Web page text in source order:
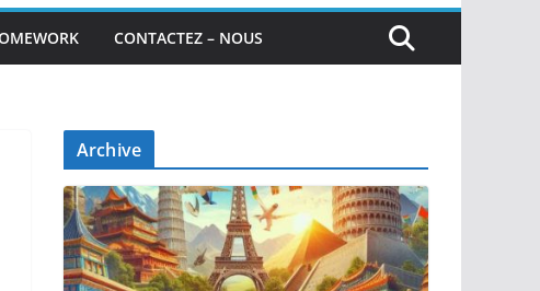
CONTACTEZ – NOUS
Archive